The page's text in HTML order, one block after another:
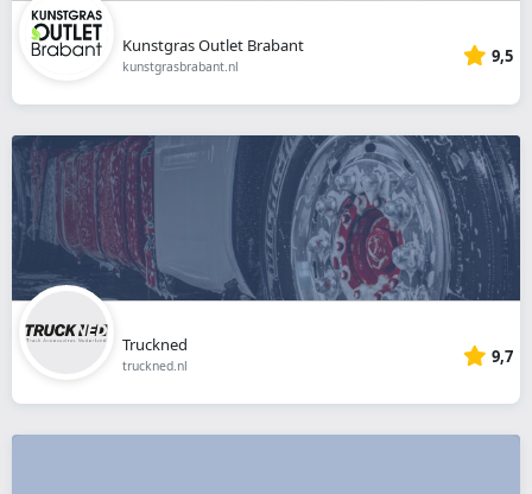
Kunstgras Outlet Brabant
kunstgrasbrabant.nl 9,5
Truckned
truckned.nl 9,7